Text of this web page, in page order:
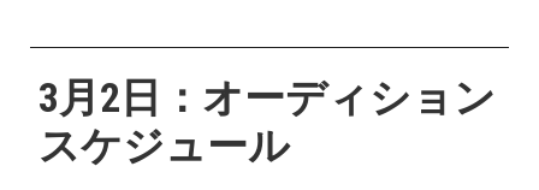
3月2日：オーディション
スケジュール